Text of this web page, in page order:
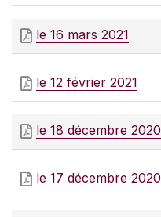
le 16 mars 2021
le 12 février 2021
le 18 décembre 2020
le 17 décembre 2020